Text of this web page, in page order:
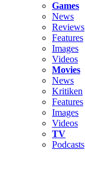
Games
News
Reviews
Features
Images
Videos
Movies
News
Kritiken
Features
Images
Videos
TV
Podcasts